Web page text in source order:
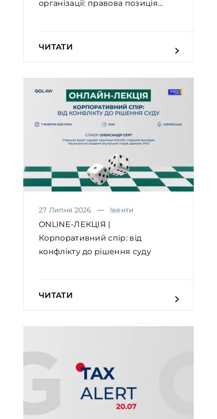
організації: правова позиція
ЧИТАТИ
27 Липня 2026 Івенти
ONLINE-ЛЕКЦІЯ |
Корпоративний спір: від
конфлікту до рішення суду
ЧИТАТИ